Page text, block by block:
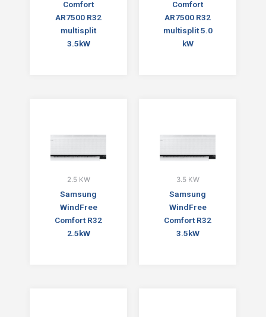
Comfort
AR7500 R32
multisplit
3.5kW
Comfort
AR7500 R32
multisplit 5.0
kW
2.5 KW
Samsung
WindFree
Comfort R32
2.5kW
3.5 KW
Samsung
WindFree
Comfort R32
3.5kW